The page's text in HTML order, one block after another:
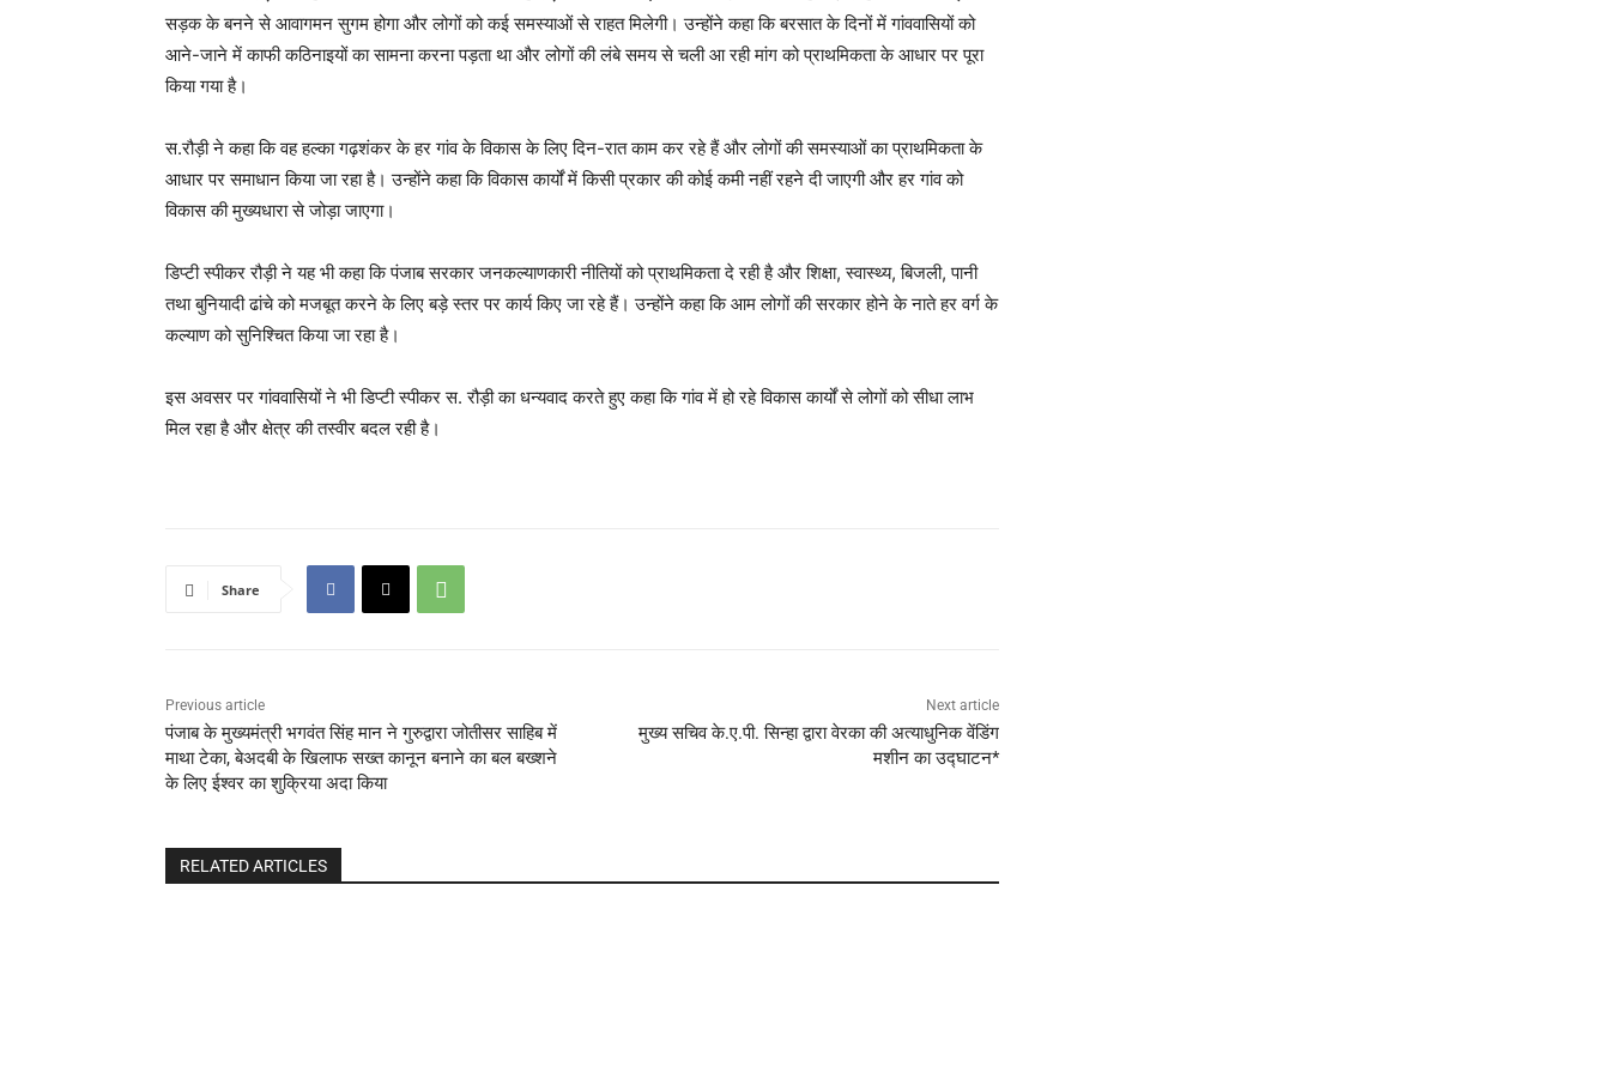
सड़क के बनने से आवागमन सुगम होगा और लोगों को कई समस्याओं से राहत मिलेगी। उन्होंने कहा कि बरसात के दिनों में गांववासियों को
आने-जाने में काफी कठिनाइयों का सामना करना पड़ता था और लोगों की लंबे समय से चली आ रही मांग को प्राथमिकता के आधार पर पूरा
किया गया है।
स.रौड़ी ने कहा कि वह हल्का गढ़शंकर के हर गांव के विकास के लिए दिन-रात काम कर रहे हैं और लोगों की समस्याओं का प्राथमिकता के
आधार पर समाधान किया जा रहा है। उन्होंने कहा कि विकास कार्यों में किसी प्रकार की कोई कमी नहीं रहने दी जाएगी और हर गांव को
विकास की मुख्यधारा से जोड़ा जाएगा।
डिप्टी स्पीकर रौड़ी ने यह भी कहा कि पंजाब सरकार जनकल्याणकारी नीतियों को प्राथमिकता दे रही है और शिक्षा, स्वास्थ्य, बिजली, पानी
तथा बुनियादी ढांचे को मजबूत करने के लिए बड़े स्तर पर कार्य किए जा रहे हैं। उन्होंने कहा कि आम लोगों की सरकार होने के नाते हर वर्ग के
कल्याण को सुनिश्चित किया जा रहा है।
इस अवसर पर गांववासियों ने भी डिप्टी स्पीकर स. रौड़ी का धन्यवाद करते हुए कहा कि गांव में हो रहे विकास कार्यों से लोगों को सीधा लाभ
मिल रहा है और क्षेत्र की तस्वीर बदल रही है।
Share
Previous article
पंजाब के मुख्यमंत्री भगवंत सिंह मान ने गुरुद्वारा जोतीसर साहिब में
माथा टेका, बेअदबी के खिलाफ सख्त कानून बनाने का बल बख्शने
के लिए ईश्वर का शुक्रिया अदा किया
Next article
मुख्य सचिव के.ए.पी. सिन्हा द्वारा वेरका की अत्याधुनिक वेंडिंग
मशीन का उद्घाटन*
RELATED ARTICLES